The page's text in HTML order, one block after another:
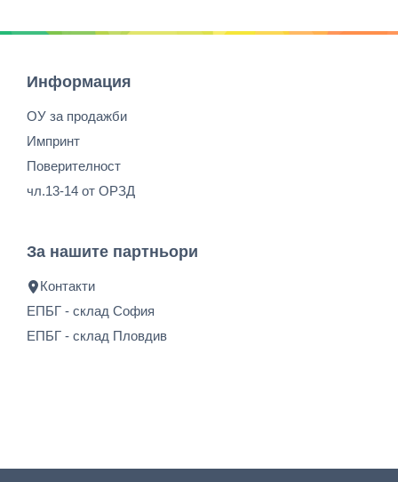
Информация
ОУ за продажби
Импринт
Поверителност
чл.13-14 от ОРЗД
За нашите партньори
Контакти
ЕПБГ - склад София
ЕПБГ - склад Пловдив